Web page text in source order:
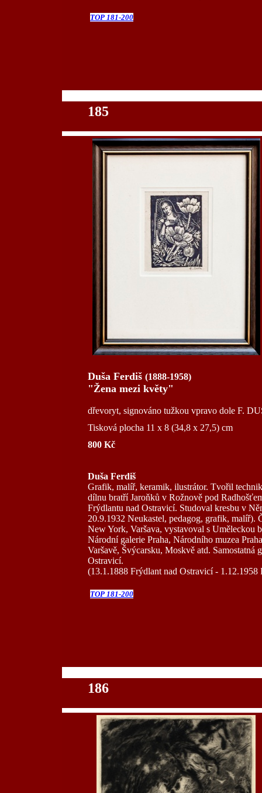
TOP 181-200
185
Duša Ferdiš (1888-1958)
"Žena mezi květy"
dřevoryt, signováno tužkou vpravo dole F.
Tisková plocha 11 x 8 (34,8 x 27,5) cm
800 Kč
Duša Ferdiš
Grafik, malíř, keramik, ilustrátor. Tvořil
dílnu bratří Jaroňků v Rožnově pod
Frýdlantu nad Ostravicí. Studoval kresbu v
20.9.1932 Neukastel, pedagog, grafik,
New York, Varšava, vystavoval s Uměleckou
Národní galerie Praha, Národního muzea
Varšavě, Švýcarsku, Moskvě atd. Samostatná
Ostravicí.
(13.1.1888 Frýdlant nad Ostravicí - 1.12.1958
TOP 181-200
186